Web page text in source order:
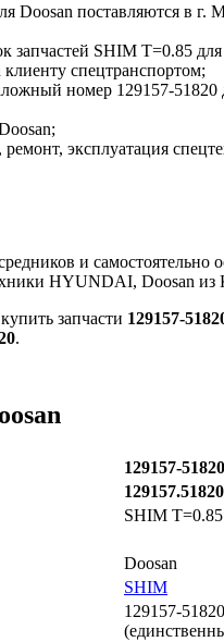
Doosan поставляются в г.
запчастей SHIM T=0.85
клиенту спецтранспортом;
номер 129157-51820
эксплуатация
и самостоятельно
HYUNDAI, Doosan из
запчасти 129157-
.
129157-51820
129157.51820
SHIM T=0.85
Doosan
SHIM
129157-51820